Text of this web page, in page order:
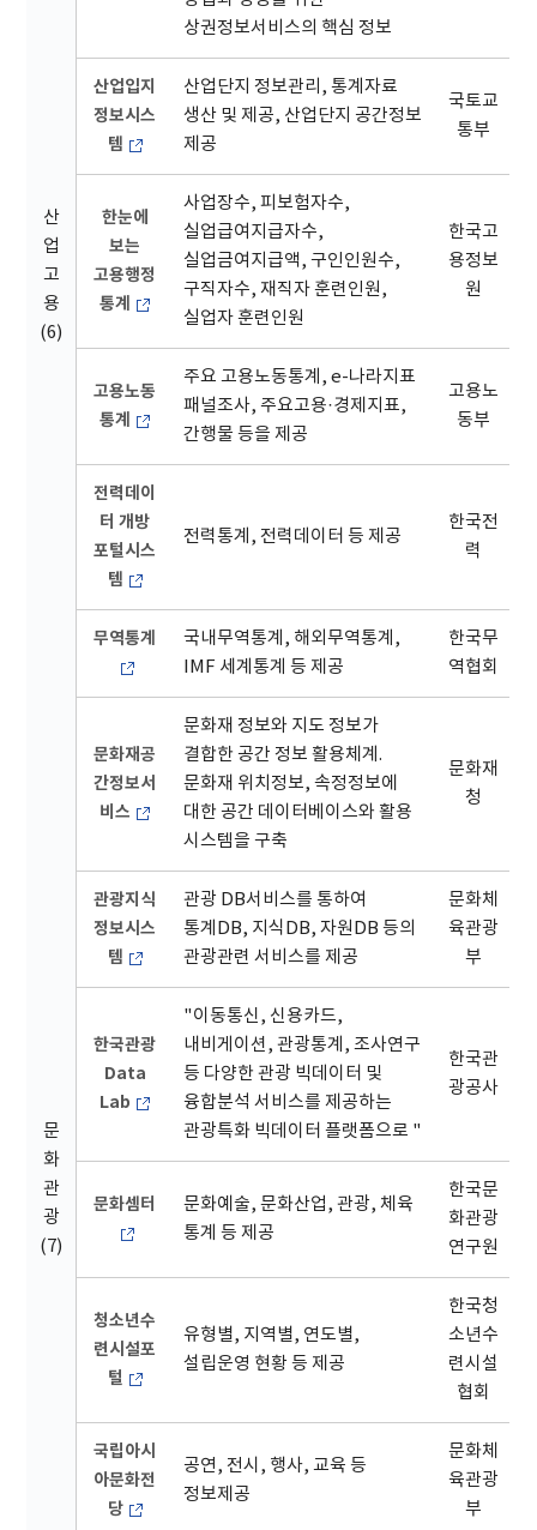
산
업
고
용
(6)
상권정보서비스의 핵심 정보
산업입지
정보시스
템
산업단지 정보관리, 통계자료
생산 및 제공, 산업단지 공간정보
제공
국토교
통부
한눈에
보는
고용행정
통계
사업장수, 피보험자수,
실업급여지급자수,
실업금여지급액, 구인인원수,
구직자수, 재직자 훈련인원,
실업자 훈련인원
한국고
용정보
원
고용노동
통계
주요 고용노동통계, e-나라지표
패널조사, 주요고용·경제지표,
간행물 등을 제공
고용노
동부
전력데이
터 개방
포털시스
템
전력통계, 전력데이터 등 제공
한국전
력
무역통계
국내무역통계, 해외무역통계,
IMF 세계통계 등 제공
한국무
역협회
문
화
관
광
(7)
문화재공
간정보서
비스
문화재 정보와 지도 정보가
결합한 공간 정보 활용체계.
문화재 위치정보, 속정정보에
대한 공간 데이터베이스와 활용
시스템을 구축
문화재
청
관광지식
정보시스
템
관광 DB서비스를 통하여
통계DB, 지식DB, 자원DB 등의
관광관련 서비스를 제공
문화체
육관광
부
한국관광
Data
Lab
"이동통신, 신용카드,
내비게이션, 관광통계, 조사연구
등 다양한 관광 빅데이터 및
융합분석 서비스를 제공하는
관광특화 빅데이터 플랫폼으로 "
한국관
광공사
문화셈터
문화예술, 문화산업, 관광, 체육
통계 등 제공
한국문
화관광
연구원
청소년수
련시설포
털
유형별, 지역별, 연도별,
설립운영 현황 등 제공
한국청
소년수
련시설
협회
국립아시
아문화전
당
공연, 전시, 행사, 교육 등
정보제공
문화체
육관광
부